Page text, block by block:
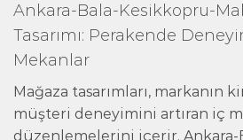
Ankara-Bala-Kesikkopru-
Tasarımı: Perakende
Mekanlar
Mağaza tasarımları, markanın
müşteri deneyimini artıran iç
düzenlemelerini içerir. Ankara-